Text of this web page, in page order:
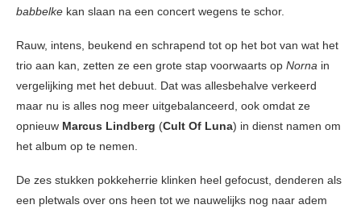
babbelke kan slaan na een concert wegens te schor.
Rauw, intens, beukend en schrapend tot op het bot van wat het
trio aan kan, zetten ze een grote stap voorwaarts op Norna in
vergelijking met het debuut. Dat was allesbehalve verkeerd
maar nu is alles nog meer uitgebalanceerd, ook omdat ze
opnieuw Marcus Lindberg (Cult Of Luna) in dienst namen om
het album op te nemen.
De zes stukken pokkeherrie klinken heel gefocust, denderen als
een pletwals over ons heen tot we nauwelijks nog naar adem